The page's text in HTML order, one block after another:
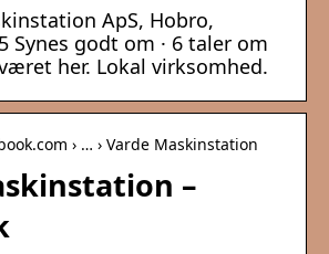
ApS, Hobro,
Synes godt om · 6 taler om
her. Lokal virksomhed.
› … › Varde Maskinstation
–